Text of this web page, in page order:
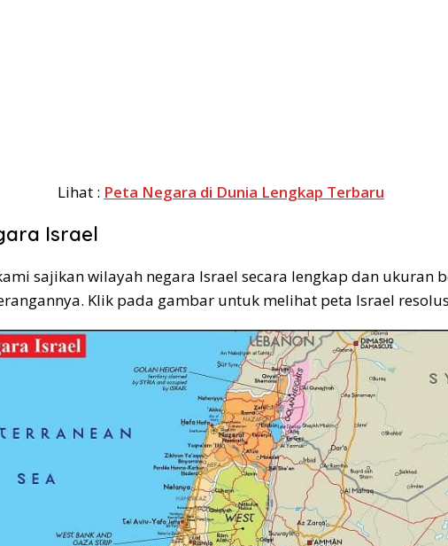
Lihat : Peta Negara di Dunia Lengkap Terbaru
Israel
sajikan wilayah negara Israel secara lengkap dan ukuran
Klik pada gambar untuk melihat peta Israel